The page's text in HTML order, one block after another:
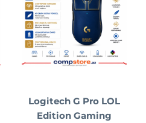
Logitech G Pro LOL
Edition Gaming